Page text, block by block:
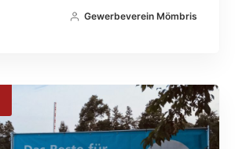
Gewerbeverein Mömbris